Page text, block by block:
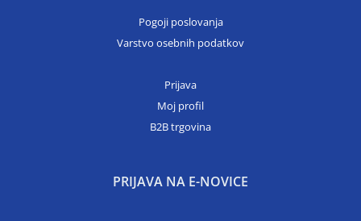
Pogoji poslovanja
Varstvo osebnih podatkov
Prijava
Moj profil
B2B trgovina
PRIJAVA NA E-NOVICE